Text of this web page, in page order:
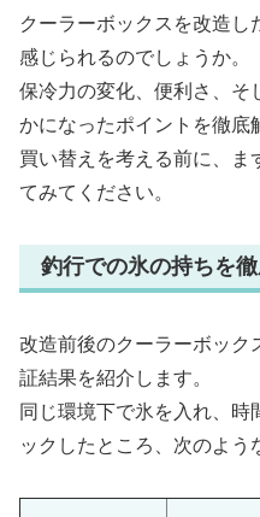
クーラーボックスを改造し
感じられるのでしょうか。
保冷力の変化、便利さ、そ
かになったポイントを徹底
買い替えを考える前に、ま
てみてください。
釣行での氷の持ちを
改造前後のクーラーボック
証結果を紹介します。
同じ環境下で氷を入れ、
ックしたところ、次のよう